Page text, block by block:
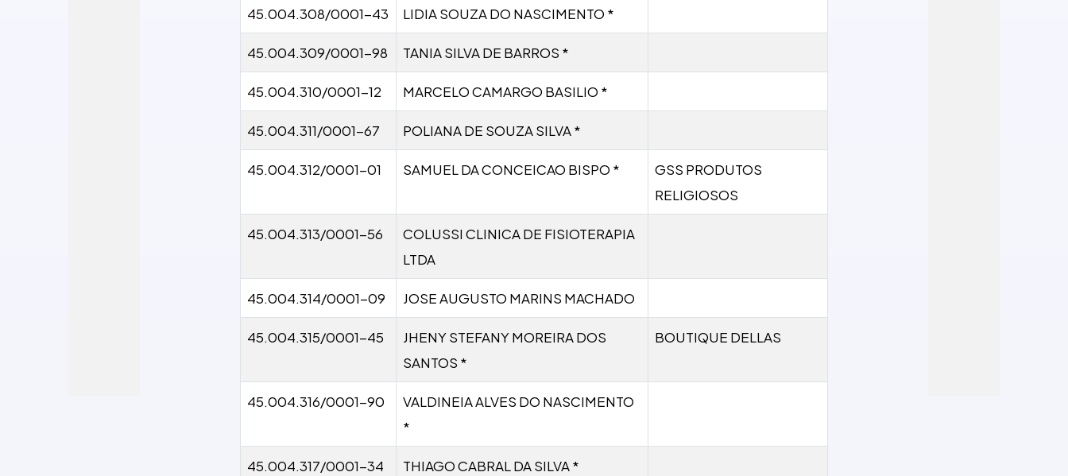
45.004.308/0001-43 LIDIA SOUZA DO NASCIMENTO *
45.004.309/0001-98 TANIA SILVA DE BARROS *
45.004.310/0001-12 MARCELO CAMARGO BASILIO *
45.004.311/0001-67 POLIANA DE SOUZA SILVA *
45.004.312/0001-01 SAMUEL DA CONCEICAO BISPO *
GSS PRODUTOS
RELIGIOSOS
45.004.313/0001-56
COLUSSI CLINICA DE FISIOTERAPIA
LTDA
45.004.314/0001-09 JOSE AUGUSTO MARINS MACHADO
45.004.315/0001-45
JHENY STEFANY MOREIRA DOS
SANTOS *
BOUTIQUE DELLAS
45.004.316/0001-90
VALDINEIA ALVES DO NASCIMENTO
*
45.004.317/0001-34 THIAGO CABRAL DA SILVA *